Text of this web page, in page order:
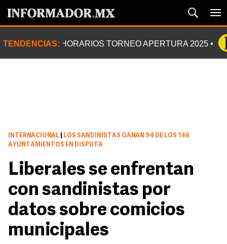
TENDENCIAS: HORARIOS TORNEO APERTURA 2025
INTERNACIONAL
LOS SANDINISTAS GANAN 94 DE LOS 146
AYUNTAMIENTOS EN DISPUTA
Liberales se enfrentan
con sandinistas por
datos sobre comicios
municipales